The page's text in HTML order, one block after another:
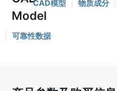
CAD模型 物质成分
可靠性数据